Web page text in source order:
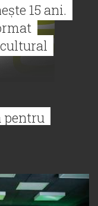
15 ani.
pentru